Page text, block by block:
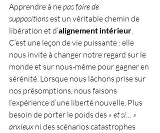
Apprendre à ne pas faire de
suppositions est un véritable chemin de
libération et d’alignement intérieur.
C’est une leçon de vie puissante : elle
nous invite à changer notre regard sur le
monde et sur nous-même pour gagner en
sérénité. Lorsque nous lâchons prise sur
nos présomptions, nous faisons
l’expérience d’une liberté nouvelle. Plus
besoin de porter le poids des « et si… »
anxieux ni des scénarios catastrophes